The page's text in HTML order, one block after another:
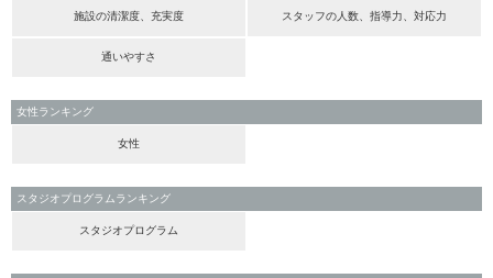
施設の清潔度、充実度 スタッフの人数、指導力、対応力
通いやすさ
女性ランキング
女性
スタジオプログラムランキング
スタジオプログラム